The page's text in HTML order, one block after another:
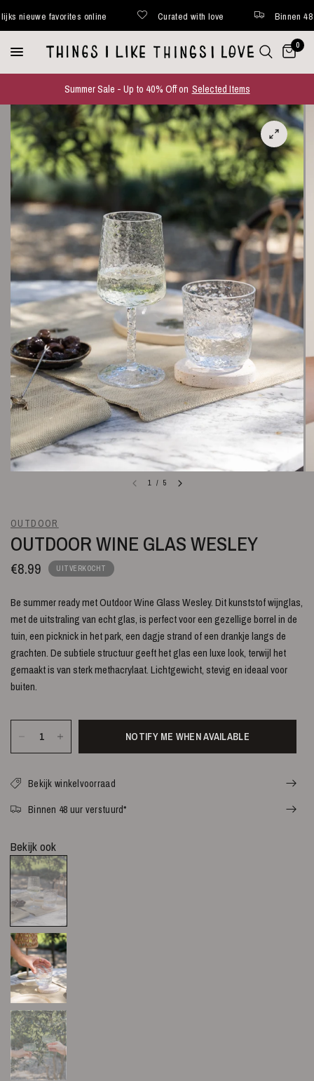
favorites online Curated with love Binnen 48 uur
0
Summer Sale - Up to 40% Off on Selected Items
1 / 5
OUTDOOR
OUTDOOR WINE GLAS WESLEY
€8.99 UITVERKOCHT
Be summer ready met Outdoor Wine Glass Wesley. Dit kunststof wijnglas,
met de uitstraling van echt glas, is perfect voor een gezellige borrel in de
tuin, een picknick in het park, een dagje strand of een drankje langs de
grachten. De subtiele structuur geeft het glas een luxe look, terwijl het
gemaakt is van sterk methacrylaat. Lichtgewicht, stevig en ideaal voor
buiten.
NOTIFY ME WHEN AVAILABLE
Bekijk winkelvoorraad
Binnen 48 uur verstuurd*
Bekijk ook